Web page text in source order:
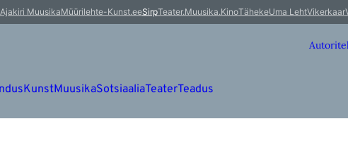
Ajakiri MuusikaMüürilehte-Kunst.eeSirpTeater.Muusika.KinoTähekeUma LehtVikerkaar
KunstMuusikaSotsiaaliaTeaterTeadus